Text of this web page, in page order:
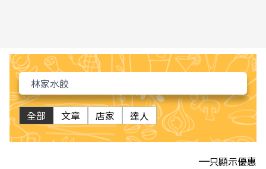
全部 文章 店家 達人
只顯示優惠